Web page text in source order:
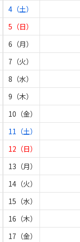
4（土）
5（日）
6（月）
7（火）
8（水）
9（木）
10（金）
11（土）
12（日）
13（月）
14（火）
15（水）
16（木）
17（金）